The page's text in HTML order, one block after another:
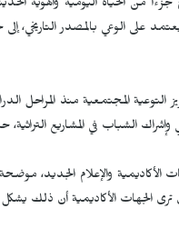
من الحياة اليومية والهوية
على الوعي بالمصدر التاريخي،
المجتمعية منذ المراحل
وإشراك الشباب في المشاريع
والإعلام الجديد،
ترى الجهات الأكاديمية أن ذلك يشكل